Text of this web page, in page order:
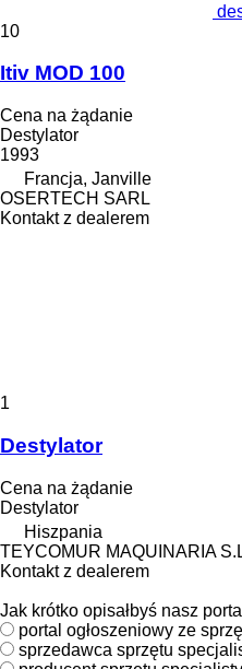
10
Itiv MOD 100
Cena na żądanie
Destylator
1993
Francja, Janville
OSERTECH SARL
Kontakt z dealerem
1
Destylator
Cena na żądanie
Destylator
Hiszpania
TEYCOMUR MAQUINARIA
Kontakt z dealerem
Jak krótko opisałbyś nasz
portal ogłoszeniowy ze
sprzedawca sprzętu